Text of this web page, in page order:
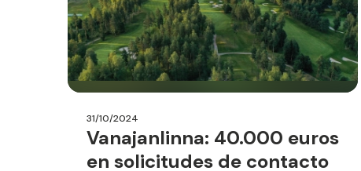
31/10/2024
Vanajanlinna: 40.000 euros
en solicitudes de contacto